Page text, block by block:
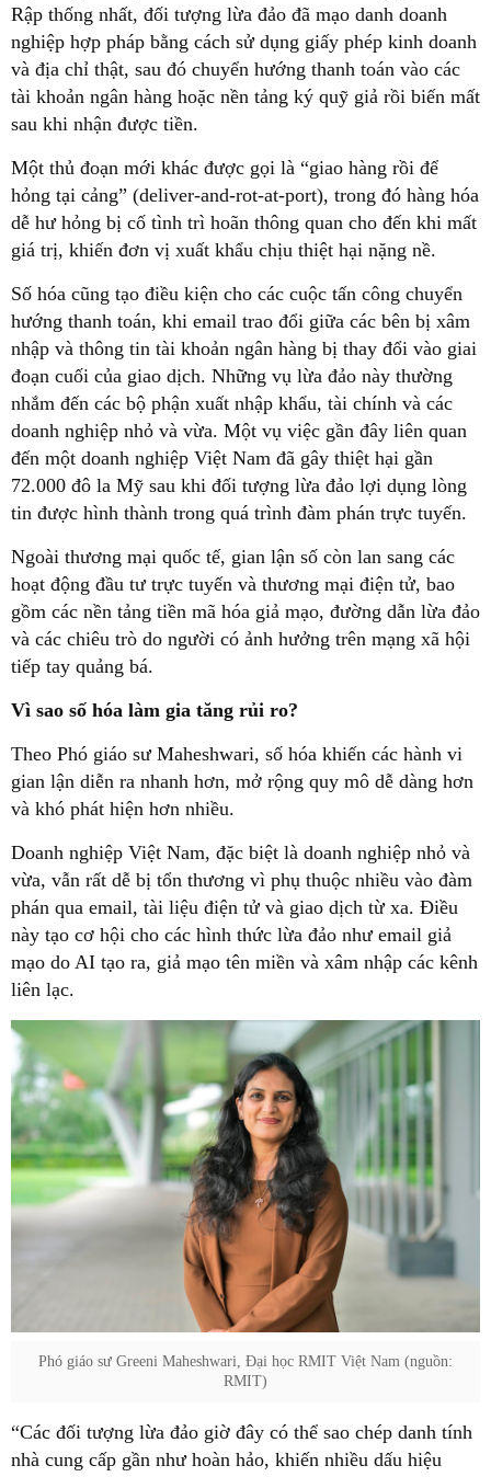
Rập thống nhất, đối tượng lừa đảo đã mạo danh doanh
nghiệp hợp pháp bằng cách sử dụng giấy phép kinh doanh
và địa chỉ thật, sau đó chuyển hướng thanh toán vào các
tài khoản ngân hàng hoặc nền tảng ký quỹ giả rồi biến mất
sau khi nhận được tiền.
Một thủ đoạn mới khác được gọi là “giao hàng rồi để
hỏng tại cảng” (deliver-and-rot-at-port), trong đó hàng hóa
dễ hư hỏng bị cố tình trì hoãn thông quan cho đến khi mất
giá trị, khiến đơn vị xuất khẩu chịu thiệt hại nặng nề.
Số hóa cũng tạo điều kiện cho các cuộc tấn công chuyển
hướng thanh toán, khi email trao đổi giữa các bên bị xâm
nhập và thông tin tài khoản ngân hàng bị thay đổi vào giai
đoạn cuối của giao dịch. Những vụ lừa đảo này thường
nhắm đến các bộ phận xuất nhập khẩu, tài chính và các
doanh nghiệp nhỏ và vừa. Một vụ việc gần đây liên quan
đến một doanh nghiệp Việt Nam đã gây thiệt hại gần
72.000 đô la Mỹ sau khi đối tượng lừa đảo lợi dụng lòng
tin được hình thành trong quá trình đàm phán trực tuyến.
Ngoài thương mại quốc tế, gian lận số còn lan sang các
hoạt động đầu tư trực tuyến và thương mại điện tử, bao
gồm các nền tảng tiền mã hóa giả mạo, đường dẫn lừa đảo
và các chiêu trò do người có ảnh hưởng trên mạng xã hội
tiếp tay quảng bá.
Vì sao số hóa làm gia tăng rủi ro?
Theo Phó giáo sư Maheshwari, số hóa khiến các hành vi
gian lận diễn ra nhanh hơn, mở rộng quy mô dễ dàng hơn
và khó phát hiện hơn nhiều.
Doanh nghiệp Việt Nam, đặc biệt là doanh nghiệp nhỏ và
vừa, vẫn rất dễ bị tổn thương vì phụ thuộc nhiều vào đàm
phán qua email, tài liệu điện tử và giao dịch từ xa. Điều
này tạo cơ hội cho các hình thức lừa đảo như email giả
mạo do AI tạo ra, giả mạo tên miền và xâm nhập các kênh
liên lạc.
Phó giáo sư Greeni Maheshwari, Đại học RMIT Việt Nam (nguồn:
RMIT)
“Các đối tượng lừa đảo giờ đây có thể sao chép danh tính
nhà cung cấp gần như hoàn hảo, khiến nhiều dấu hiệu